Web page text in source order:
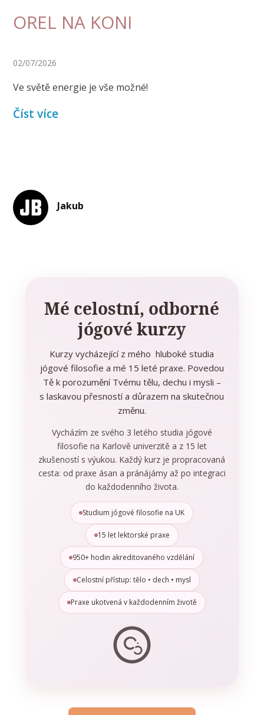
OREL NA KONI
02/07/2026
Ve světě energie je vše možné!
Číst více
Jakub
Mé celostní, odborné
jógové kurzy
Kurzy vycházející z mého hluboké studia
jógové filosofie a mé 15 leté praxe. Povedou
Tě k porozumění Tvému tělu, dechu i mysli –
s laskavou přesností a důrazem na skutečnou
změnu.
Vycházím ze svého 3 letého studia jógové
filosofie na Karlově univerzitě a z 15 let
zkušeností s výukou. Každý kurz je propracovaná
cesta: od praxe ásan a pránájámy až po integraci
do každodenního života.
Studium jógové filosofie na UK
15 let lektorské praxe
950+ hodin akreditovaného vzdělání
Celostní přístup: tělo • dech • mysl
Praxe ukotvená v každodenním životě